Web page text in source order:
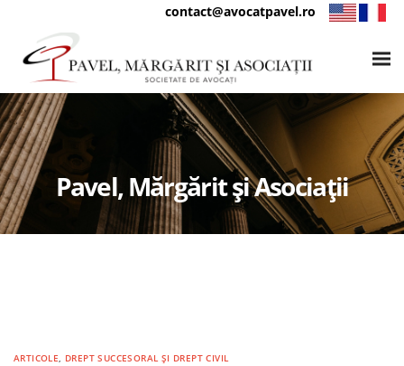
contact@avocatpavel.ro
Pavel, Mărgărit și Asociații
ARTICOLE, DREPT SUCCESORAL ȘI DREPT CIVIL